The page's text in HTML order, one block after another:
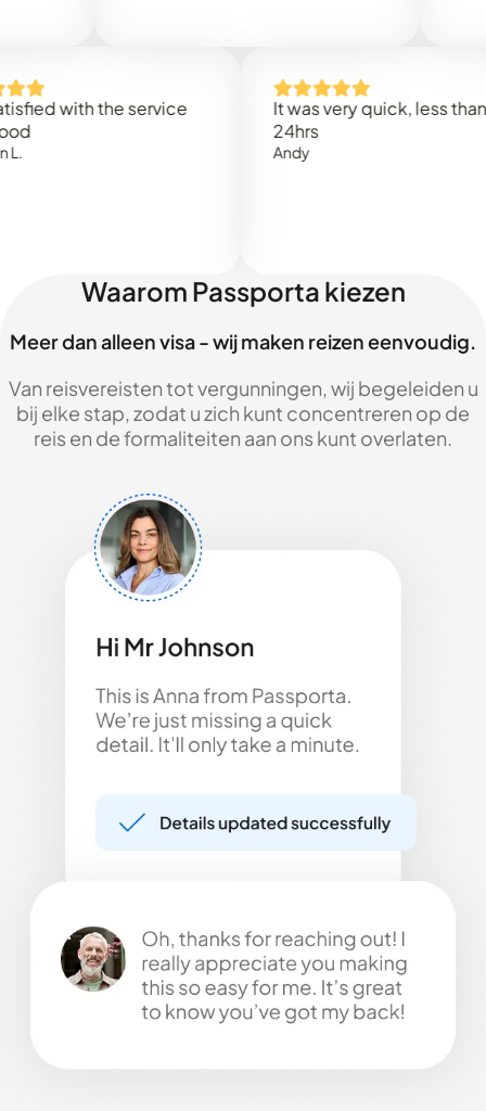
with the service
It was very quick, less than
Waarom Passporta kiezen
Meer dan alleen visa - wij maken reizen eenvoudig.
Van reisvereisten tot vergunningen, wij begeleiden u
bij elke stap, zodat u zich kunt concentreren op de
reis en de formaliteiten aan ons kunt overlaten.